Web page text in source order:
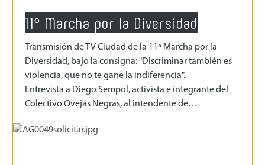
11º Marcha por la Diversidad
Transmisión de TV Ciudad de la 11ª Marcha por la
Diversidad, bajo la consigna: "Discriminar también es
violencia, que no te gane la indiferencia".
Entrevista a Diego Sempol, activista e integrante del
Colectivo Ovejas Negras, al intendente de…